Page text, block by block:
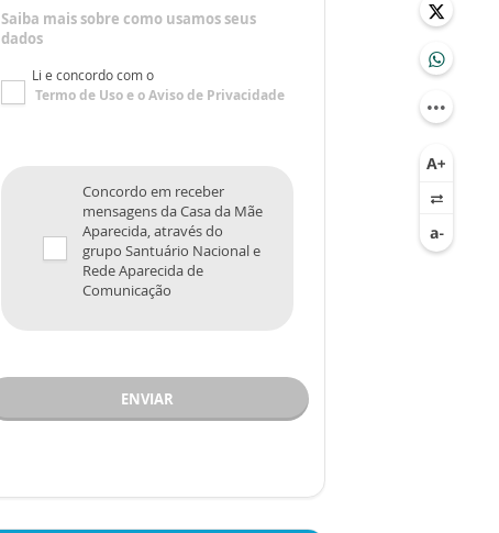
Saiba mais sobre como usamos seus
dados
Li e concordo com o
Termo de Usoe oAviso de Privacidade
Concordo em receber
mensagens da Casa da Mãe
Aparecida, através do
grupo Santuário Nacional e
Rede Aparecida de
Comunicação
ENVIAR